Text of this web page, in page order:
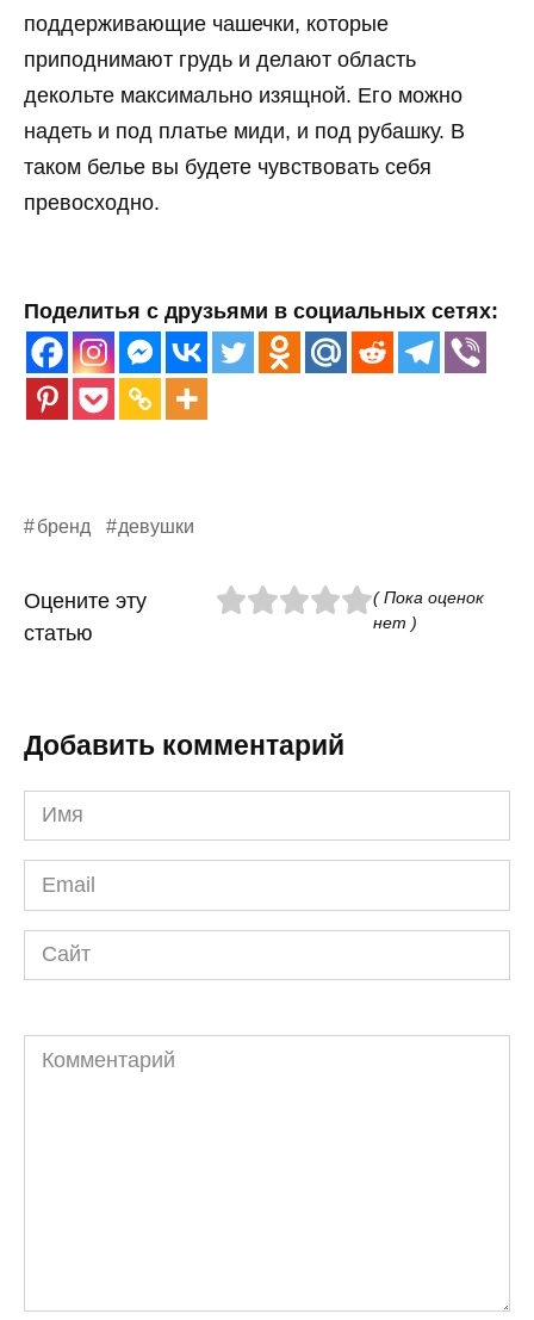
поддерживающие чашечки, которые
приподнимают грудь и делают область
декольте максимально изящной. Его можно
надеть и под платье миди, и под рубашку. В
таком белье вы будете чувствовать себя
превосходно.
Поделитья с друзьями в социальных сетях:
бренд девушки
Оцените эту
статью
( Пока оценок
нет )
Добавить комментарий
Имя
*
Email
*
Сайт
Комментарий